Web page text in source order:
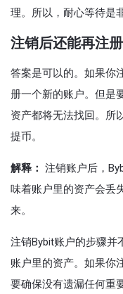
理。所以，耐心等待是
注销后还能再注
答案是可以的。如果你
册一个新的账户。但是
资产都将无法找回。所
提币。
解释： 注销账户后，
味着账户里的资产会丢
来。
注销Bybit账户的步骤并
账户里的资产。如果你
要确保没有遗漏任何重